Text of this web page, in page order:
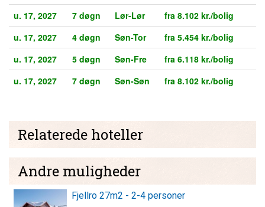
u. 17, 2027
7 døgn Lør-Lør
fra 8.102 kr./bolig
u. 17, 2027
4 døgn Søn-Tor
fra 5.454 kr./bolig
u. 17, 2027
5 døgn Søn-Fre
fra 6.118 kr./bolig
u. 17, 2027
7 døgn Søn-Søn fra 8.102 kr./bolig
Relaterede hoteller
Andre muligheder
Fjellro 27m2 - 2-4 personer